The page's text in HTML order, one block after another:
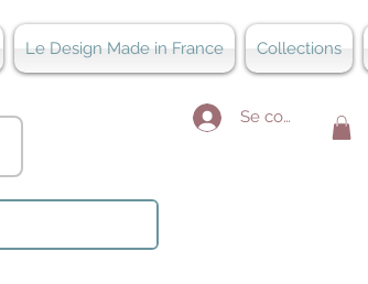
Le Design Made in France Collections
Se connecter